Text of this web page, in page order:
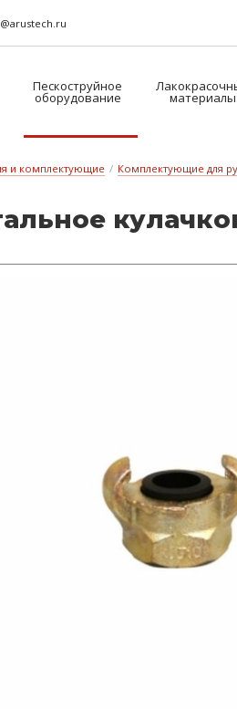
Пескоструйное
оборудование материалы
и комплектующие / Комплектующие для